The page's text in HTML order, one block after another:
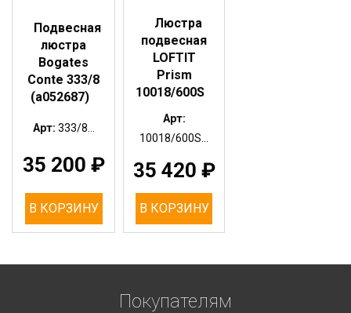
Подвесная
люстра
Bogates
Conte 333/8
(a052687)
Арт: 333/8...
35 200 ₽
В КОРЗИНУ
Люстра
подвесная
LOFTIT
Prism
10018/600S
Арт:
10018/600S...
35 420 ₽
В КОРЗИНУ
Покупателям